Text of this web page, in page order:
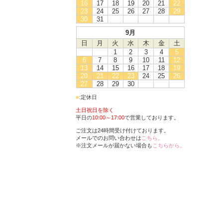
16 17 18 19 20 21
22
23
24 25 26 27 28
29
30
31
9月
日
月 火 水 木 金
土
1
2 3 4
5
6
7 8 9 10 11
12
13
14 15 16 17 18
19
20
21 22 23 24 25
26
27
28 29 30
■:定休日
土日祝日を除く
平日の10:00～17:00で営業しております。
ご注文は24時間受け付けております。
メールでのお問い合わせは こちら。
※注文メールが届かない場合も こちらから。